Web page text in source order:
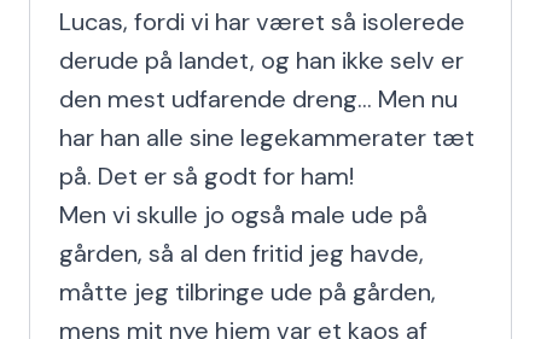
Lucas, fordi vi har været så isolerede
derude på landet, og han ikke selv er
den mest udfarende dreng... Men nu
har han alle sine legekammerater tæt
på. Det er så godt for ham!
Men vi skulle jo også male ude på
gården, så al den fritid jeg havde,
måtte jeg tilbringe ude på gården,
mens mit nye hjem var et kaos af